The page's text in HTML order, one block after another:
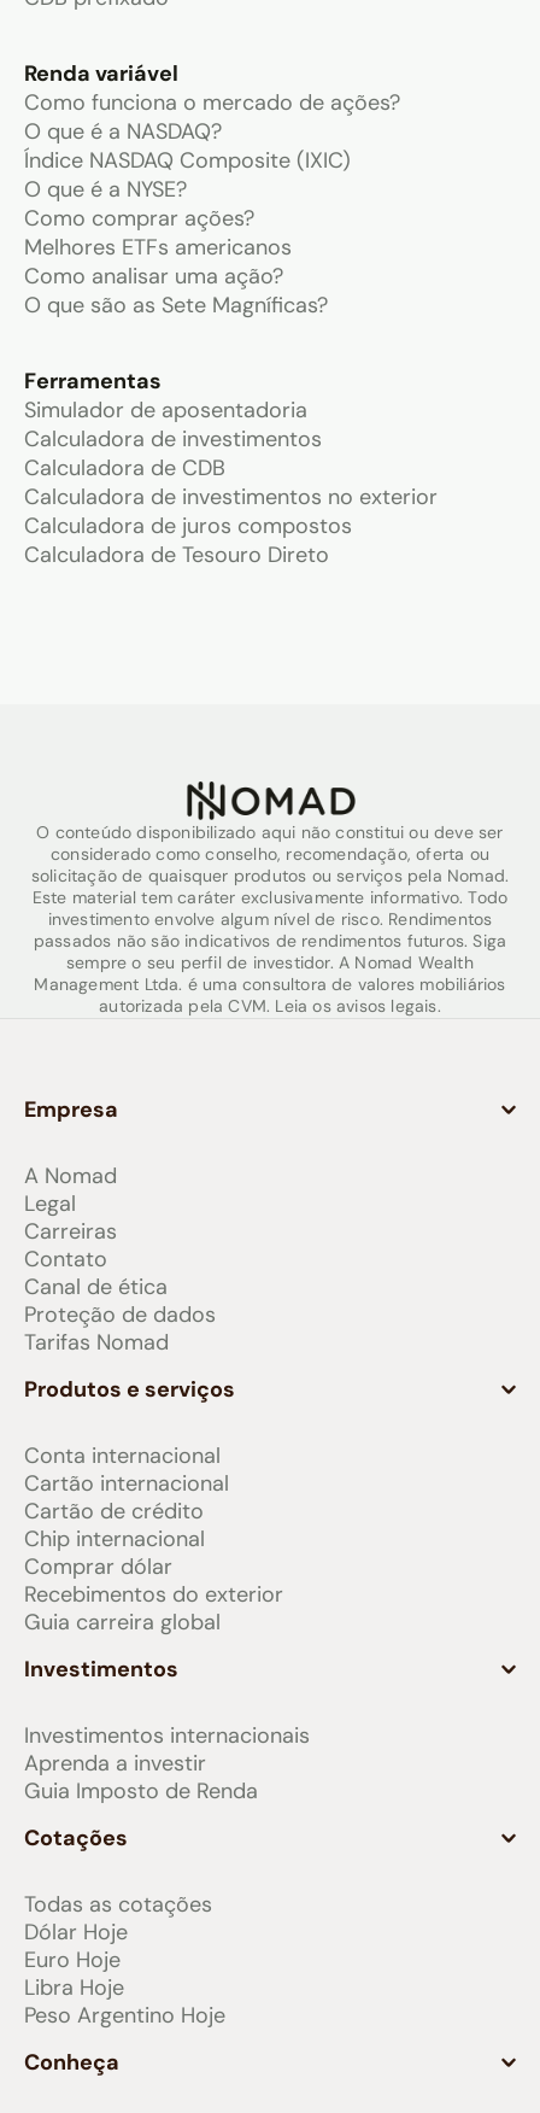
Renda variável
Como funciona o mercado de ações?
O que é a NASDAQ?
Índice NASDAQ Composite (IXIC)
O que é a NYSE?
Como comprar ações?
Melhores ETFs americanos
Como analisar uma ação?
O que são as Sete Magníficas?
Ferramentas
Simulador de aposentadoria
Calculadora de investimentos
Calculadora de CDB
Calculadora de investimentos no exterior
Calculadora de juros compostos
Calculadora de Tesouro Direto
O conteúdo disponibilizado aqui não constitui ou deve ser
considerado como conselho, recomendação, oferta ou
solicitação de quaisquer produtos ou serviços pela Nomad.
Este material tem caráter exclusivamente informativo. Todo
investimento envolve algum nível de risco. Rendimentos
passados não são indicativos de rendimentos futuros. Siga
sempre o seu perfil de investidor. A Nomad Wealth
Management Ltda. é uma consultora de valores mobiliários
autorizada pela CVM. Leia os avisos legais.
Empresa
A Nomad
Legal
Carreiras
Contato
Canal de ética
Proteção de dados
Tarifas Nomad
Produtos e serviços
Conta internacional
Cartão internacional
Cartão de crédito
Chip internacional
Comprar dólar
Recebimentos do exterior
Guia carreira global
Investimentos
Investimentos internacionais
Aprenda a investir
Guia Imposto de Renda
Cotações
Todas as cotações
Dólar Hoje
Euro Hoje
Libra Hoje
Peso Argentino Hoje
Conheça